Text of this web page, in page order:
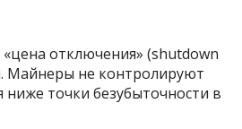
отключения» (shutdown
Майнеры не контролируют
точки безубыточности в